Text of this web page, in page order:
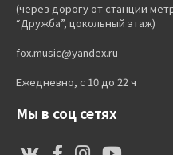
(через дорогу от станции
“Дружба”, цокольный этаж)
fox.music@yandex.ru
Ежедневно, с 10 до 22 ч
Мы в соц сетях